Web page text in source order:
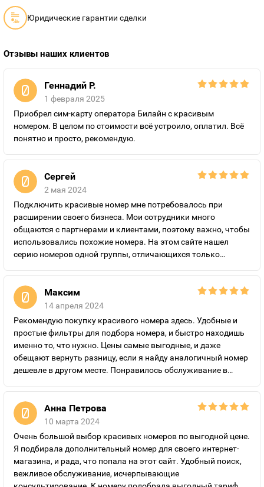
Юридические гарантии сделки
Отзывы наших клиентов
Геннадий Р.
1 февраля 2025
Приобрел сим-карту оператора Билайн с красивым
номером. В целом по стоимости всё устроило, оплатил. Всё
понятно и просто, рекомендую.
Сергей
2 мая 2024
Подключить красивые номер мне потребовалось при
расширении своего бизнеса. Мои сотрудники много
общаются с партнерами и клиентами, поэтому важно, чтобы
использовались похожие номера. На этом сайте нашел
серию номеров одной группы, отличающихся только
подключение выгодных и недорогих по цене тарифов.
Рекомендую “Золотые номера России” всем, кто планирует
подключить красивый номер на выгодных условиях.
Максим
14 апреля 2024
Рекомендую покупку красивого номера здесь. Удобные и
простые фильтры для подбора номера, и быстро находишь
именно то, что нужно. Цены самые выгодные, и даже
обещают вернуть разницу, если я найду аналогичный номер
дешевле в другом месте. Понравилось обслуживание в
за подключение.
Анна Петрова
10 марта 2024
Очень большой выбор красивых номеров по выгодной цене.
Я подбирала дополнительный номер для своего интернет-
магазина, и рада, что попала на этот сайт. Удобный поиск,
вежливое обслуживание, исчерпывающие